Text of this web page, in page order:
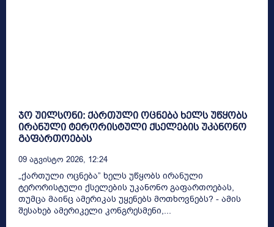
ჯო უილსონი: ქართული ოცნება ხელს უწყობს
ირანული ტერორისტული ქსელების უკანონო
გაფართოებას
09 Აგვისტო 2026, 12:24
„ქართული ოცნება” ხელს უწყობს ირანული
ტერორისტული ქსელების უკანონო გაფართოებას,
თუმცა მაინც ამერიკას უყენებს მოთხოვნებს? - ამის
შესახებ ამერიკელი კონგრესმენი,...